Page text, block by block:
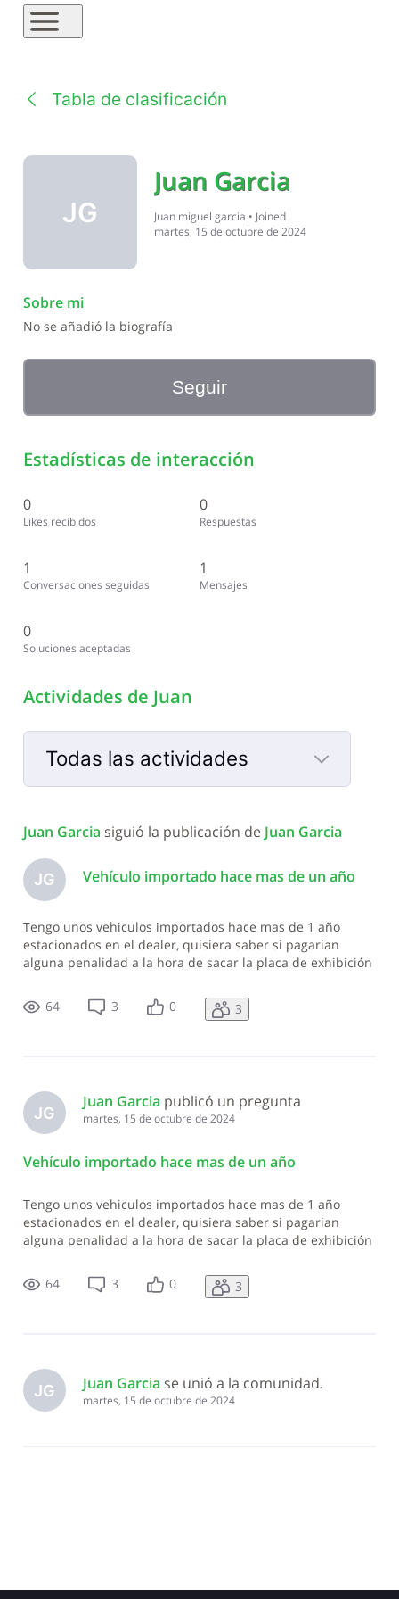
Tabla de clasificación
JG
Juan Garcia
Juan miguel garcia • Joined
martes, 15 de octubre de 2024
Sobre mi
No se añadió la biografía
Seguir
Estadísticas de interacción
0
Likes recibidos
0
Respuestas
1
Conversaciones seguidas
1
Mensajes
0
Soluciones aceptadas
Actividades de Juan
Todas las actividades
Selected
las
actividades
Juan Garcia siguió la publicación de Juan Garcia
JG Vehículo importado hace mas de un año
Tengo unos vehiculos importados hace mas de 1 año
estacionados en el dealer, quisiera saber si pagarian
alguna penalidad a la hora de sacar la placa de exhibición
64
3 0 3
JG
Juan Garcia publicó un pregunta
martes, 15 de octubre de 2024
Vehículo importado hace mas de un año
Tengo unos vehiculos importados hace mas de 1 año
estacionados en el dealer, quisiera saber si pagarian
alguna penalidad a la hora de sacar la placa de exhibición
64
3 0 3
JG Juan Garcia se unió a la comunidad.
martes, 15 de octubre de 2024